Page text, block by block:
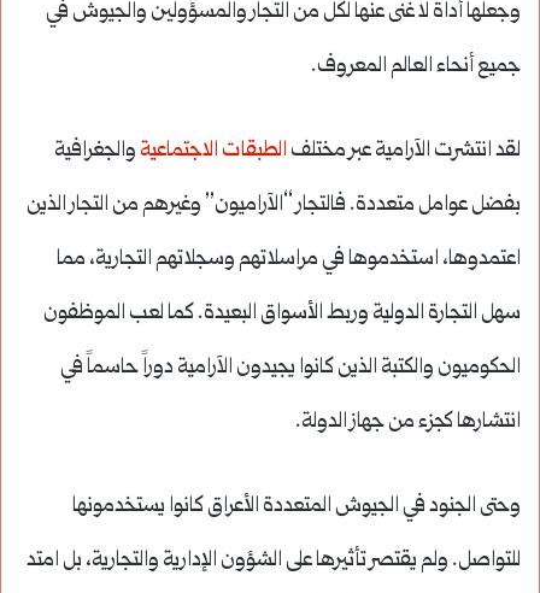
وجعلها أداة لا غنى عنها لكل من التجار والمسؤولين والجيوش في
جميع أنحاء العالم المعروف.
لقد انتشرت الآرامية عبر مختلف الطبقات الاجتماعية والجغرافية
بفضل عوامل متعددة. فالتجار “الآراميون” وغيرهم من التجار الذين
اعتمدوها، استخدموها في مراسلاتهم وسجلاتهم التجارية، مما
سهل التجارة الدولية وربط الأسواق البعيدة. كما لعب الموظفون
الحكوميون والكتبة الذين كانوا يجيدون الآرامية دوراً حاسماً في
انتشارها كجزء من جهاز الدولة.
وحتى الجنود في الجيوش المتعددة الأعراق كانوا يستخدمونها
للتواصل. ولم يقتصر تأثيرها على الشؤون الإدارية والتجارية، بل امتد